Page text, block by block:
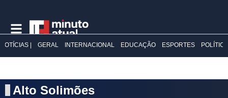
| GERAL INTERNACIONAL EDUCAÇÃO ESPORTES POLÍTICA
Alto Solimões